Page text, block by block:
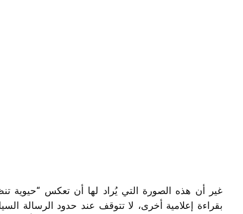
غير أن هذه الصورة التي يُراد لها أن تعكس “حيوية
بقراءة إعلامية أخرى، لا تتوقف عند حدود الرسالة